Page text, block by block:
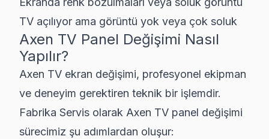
TV açılıyor ama görüntü yok veya çok soluk
Axen TV Panel Değişimi Nasıl
Yapılır?
Axen TV ekran değişimi, profesyonel ekipman
ve deneyim gerektiren teknik bir işlemdir.
Fabrika Servis olarak Axen TV panel değişimi
sürecimiz şu adımlardan oluşur: